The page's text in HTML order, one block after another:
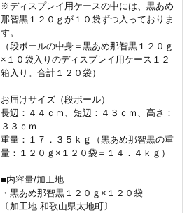
※ディスプレイ用ケースの中には、黒あめ
那智黒１２０ｇが１０袋ずつ入っておりま
す。
（段ボールの中身＝黒あめ那智黒１２０ｇ
×１０袋入りのディスプレイ用ケース１２
箱入り。合計１２０袋）
お届けサイズ（段ボール）
長辺：４４ｃｍ、短辺：４３ｃｍ、高さ：
３３ｃｍ
重量：１７．３５ｋｇ（黒あめ那智黒の重
量：１２０ｇ×１２０袋＝１４．４ｋｇ）
■内容量/加工地
・黒あめ那智黒１２０ｇ×１２０袋
〔加工地:和歌山県太地町〕